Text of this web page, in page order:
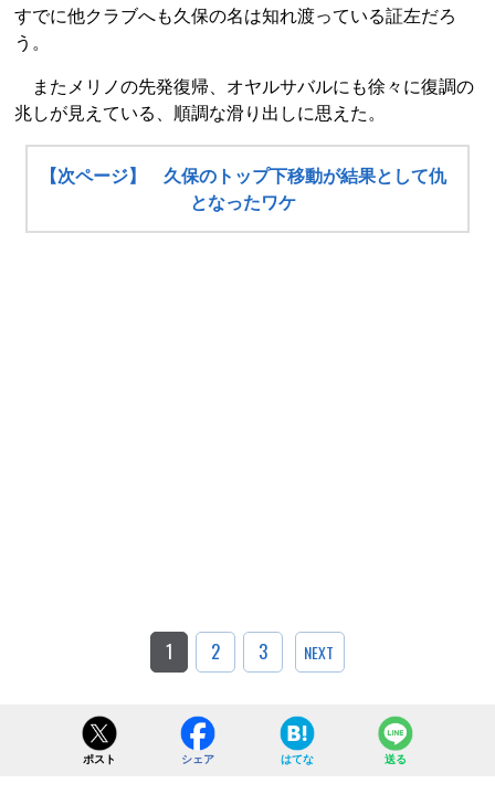
すでに他クラブへも久保の名は知れ渡っている証左だろ
う。
またメリノの先発復帰、オヤルサバルにも徐々に復調の
兆しが見えている、順調な滑り出しに思えた。
【次ページ】 久保のトップ下移動が結果として仇
となったワケ
1 2 3 NEXT
ポスト シェア はてな 送る